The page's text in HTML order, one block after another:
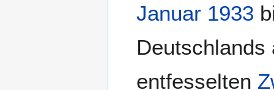
Januar 1933
Deutschlands
entfesselten